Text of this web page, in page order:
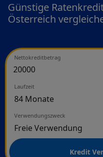
Günstige
Österreich
Nettokreditbetrag
Laufzeit
Verwendungszweck
Kredit